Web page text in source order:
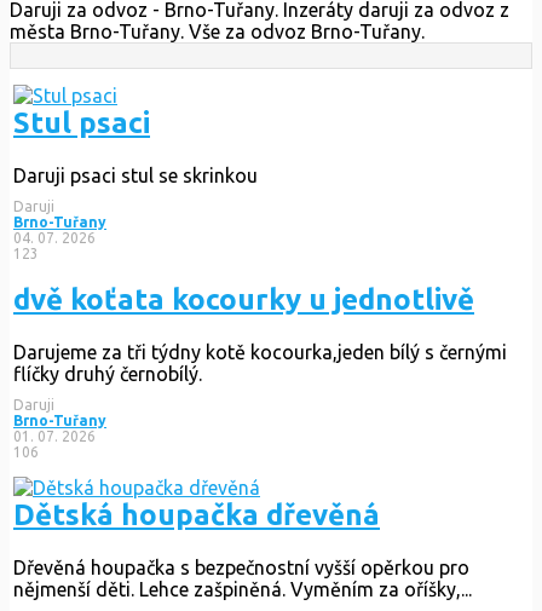
Daruji za odvoz - Brno-Tuřany. Inzeráty daruji za odvoz z
města Brno-Tuřany. Vše za odvoz Brno-Tuřany.
Stul psaci
Daruji psaci stul se skrinkou
Daruji
Brno-Tuřany
04. 07. 2026
123
dvě koťata kocourky u jednotlivě
Darujeme za tři týdny kotě kocourka,jeden bílý s černými
flíčky druhý černobílý.
Daruji
Brno-Tuřany
01. 07. 2026
106
Dětská houpačka dřevěná
Dřevěná houpačka s bezpečnostní vyšší opěrkou pro
nějmenší děti. Lehce zašpiněná. Vyměním za oříšky,...